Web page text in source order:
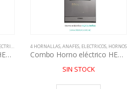
HORNOS,PURIFICADORES
Combo Horno eléctrico HEXG + Anafe eléctrico AEXG
4 HORNALLAS,ANAFES, ELECTRICOS, HORNOS
Combo Horno eléctrico HEX16 Reflex + Anafe multigas AXV
SIN STOCK